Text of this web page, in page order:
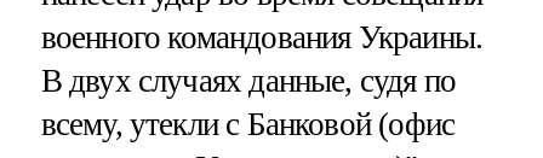
военного командования Украины.
В двух случаях данные, судя по
всему, утекли с Банковой (офис